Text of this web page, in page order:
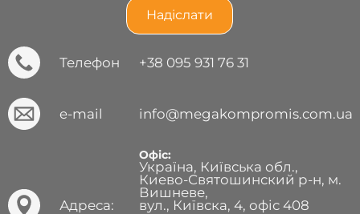
Телефон +38 095 931 76 31
e-mail info@megakompromis.com.ua
Адреса:
Офіс:
Україна, Київська обл.,
Киево-Святошинский р-н, м.
Вишневе,
вул., Київска, 4, офіс 408